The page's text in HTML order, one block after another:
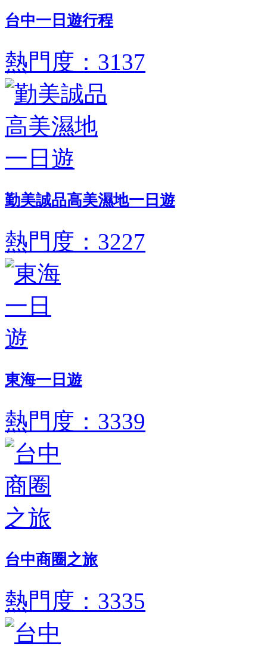
台中一日遊行程
熱門度：3137
勤美誠品高美濕地一日遊
熱門度：3227
東海一日遊
熱門度：3339
台中商圈之旅
熱門度：3335